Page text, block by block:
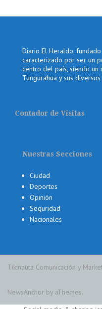
Diario El Heraldo,
caracterizado por ser un
centro del país, siendo un
Tungurahua y sus
Contador de Visitas
Nuestras Secciones
Ciudad
Deportes
Opinión
Seguridad
Nacionales
Tikinauta Comunicación y
NewsAnchor by aThemes.